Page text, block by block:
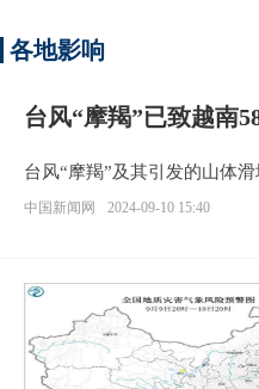
各地影响
台风“摩羯”已致越南
台风“摩羯”及其引发的山体
中国新闻网 2024-09-10 15:40